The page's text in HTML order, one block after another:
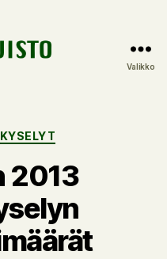
Valikko
KYSELYT
2013